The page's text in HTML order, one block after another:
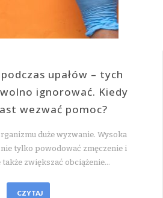
upałów – tych
ignorować. Kiedy
wezwać pomoc?
duże wyzwanie. Wysoka
tylko powodować zmęczenie i
także zwiększać obciążenie…
CZYTAJ